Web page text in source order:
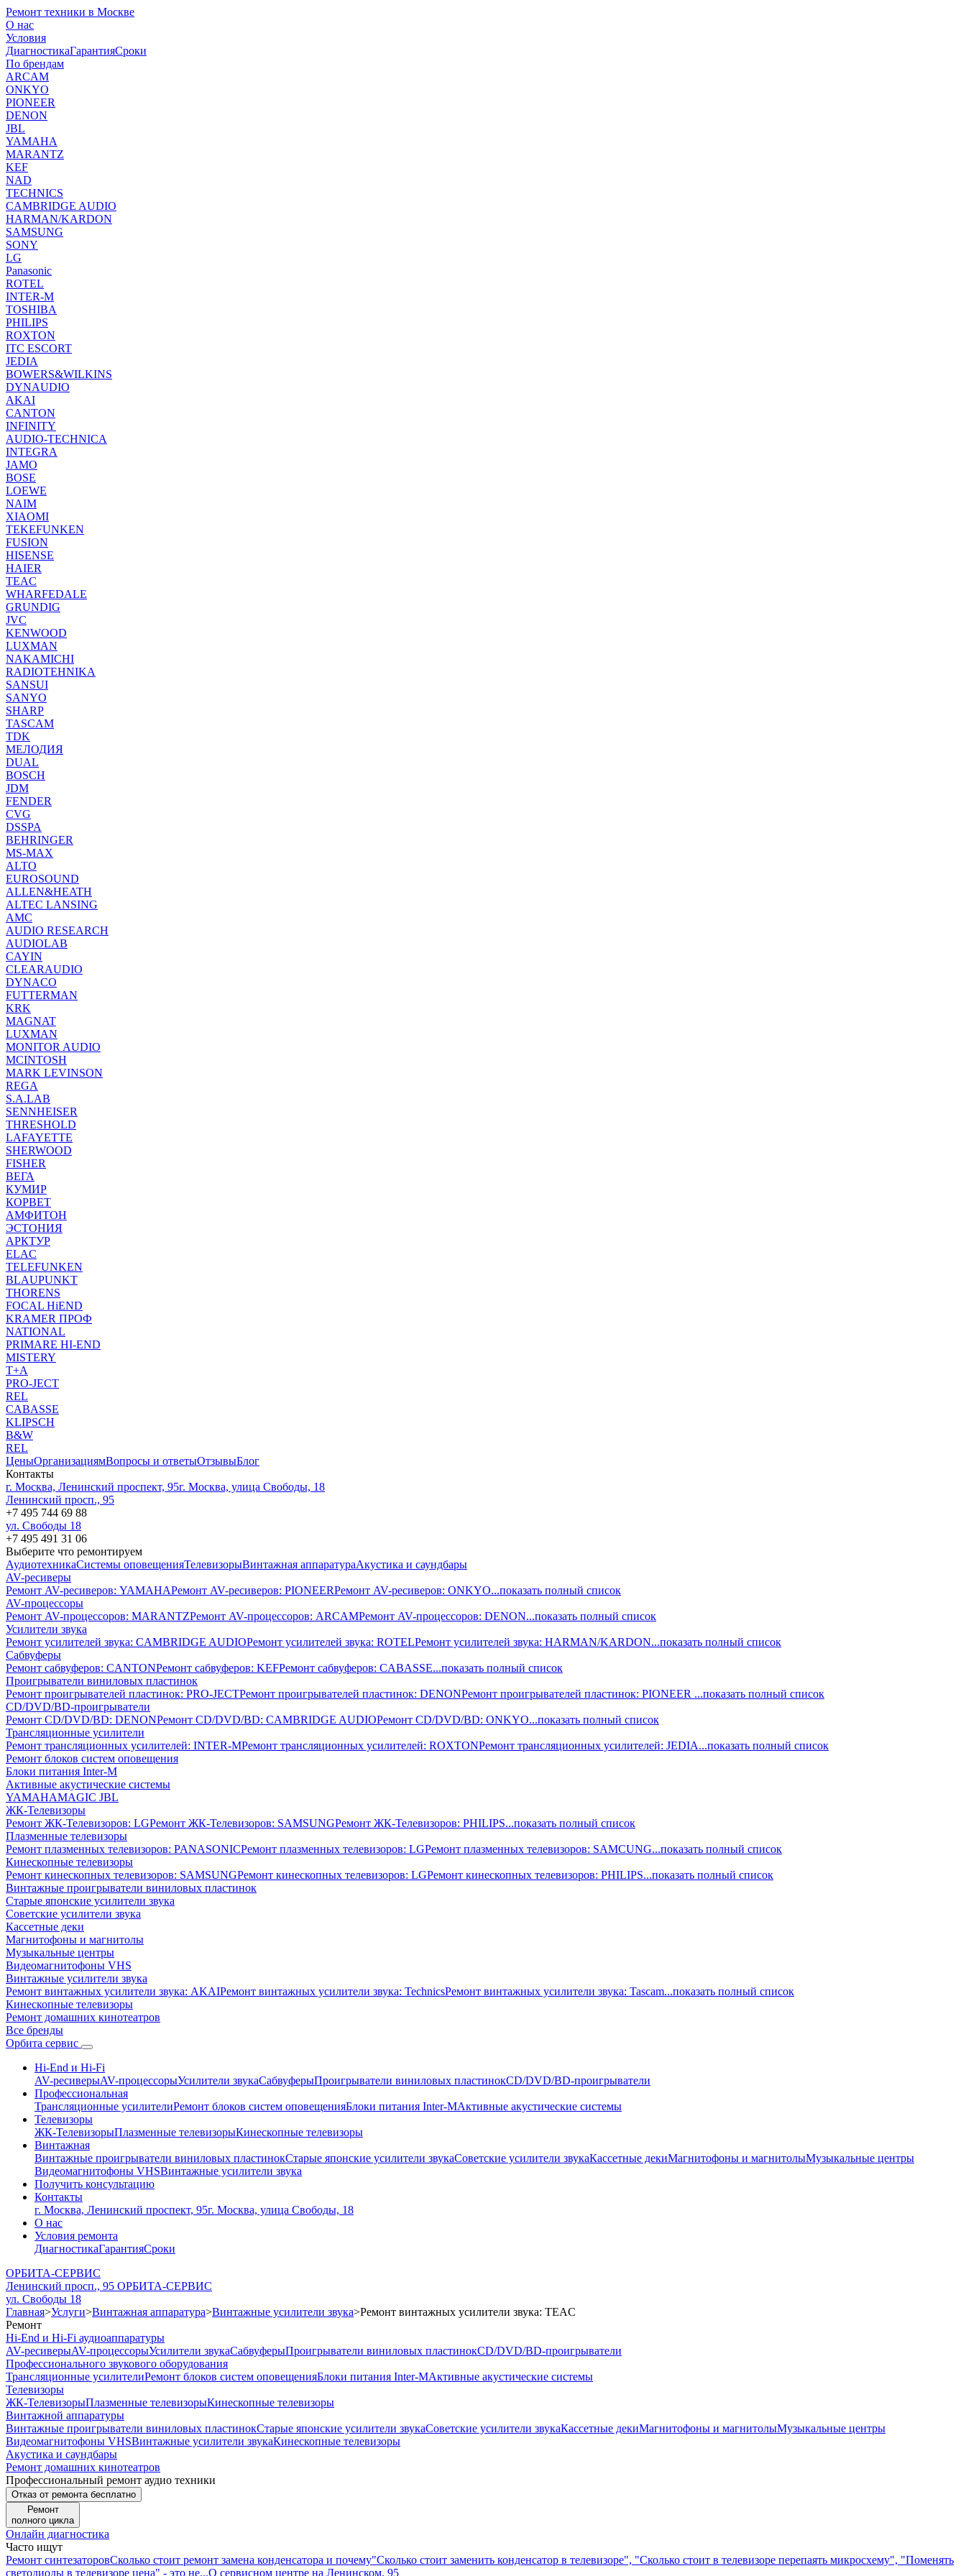
Ремонт техники в Москве
О нас
Условия
ДиагностикаГарантияСроки
По брендам
ARCAM
ONKYO
PIONEER
DENON
JBL
YAMAHA
MARANTZ
KEF
NAD
TECHNICS
CAMBRIDGE AUDIO
HARMAN/KARDON
SAMSUNG
SONY
LG
Panasonic
ROTEL
INTER-M
TOSHIBA
PHILIPS
ROXTON
ITC ESCORT
JEDIA
BOWERS&WILKINS
DYNAUDIO
AKAI
CANTON
INFINITY
AUDIO-TECHNICA
INTEGRA
JAMO
BOSE
LOEWE
NAIM
XIAOMI
TEKEFUNKEN
FUSION
HISENSE
HAIER
TEAC
WHARFEDALE
GRUNDIG
JVC
KENWOOD
LUXMAN
NAKAMICHI
RADIOTEHNIKA
SANSUI
SANYO
SHARP
TASCAM
TDK
МЕЛОДИЯ
DUAL
BOSCH
JDM
FENDER
CVG
DSSPA
BEHRINGER
MS-MAX
ALTO
EUROSOUND
ALLEN&HEATH
ALTEC LANSING
AMC
AUDIO RESEARCH
AUDIOLAB
CAYIN
CLEARAUDIO
DYNACO
FUTTERMAN
KRK
MAGNAT
LUXMAN
MONITOR AUDIO
MCINTOSH
MARK LEVINSON
REGA
S.A.LAB
SENNHEISER
THRESHOLD
LAFAYETTE
SHERWOOD
FISHER
ВЕГА
КУМИР
КОРВЕТ
АМФИТОН
ЭСТОНИЯ
АРКТУР
ELAC
TELEFUNKEN
BLAUPUNKT
THORENS
FOCAL HiEND
KRAMER ПРОФ
NATIONAL
PRIMARE HI-END
MISTERY
T+A
PRO-JECT
REL
CABASSE
KLIPSCH
B&W
REL
ЦеныОрганизациямВопросы и ответыОтзывыБлог
Контакты
г. Москва, Ленинский проспект, 95г. Москва, улица Свободы, 18
Ленинский просп., 95
+7 495 744 69 88
ул. Свободы 18
+7 495 491 31 06
Выберите что ремонтируем
АудиотехникаСистемы оповещенияТелевизорыВинтажная аппаратураАкустика и саундбары
AV-ресиверы
Ремонт AV-реcиверов: YAMAHAРемонт AV-реcиверов: PIONEERРемонт AV-реcиверов: ONKYO...показать полный список
AV-процессоры
Ремонт AV-процессоров: MARANTZРемонт AV-процессоров: ARCAMРемонт AV-процессоров: DENON...показать полный список
Усилители звука
Ремонт усилителей звука: CAMBRIDGE AUDIOРемонт усилителей звука: ROTELРемонт усилителей звука: HARMAN/KARDON...показать полный список
Сабвуферы
Ремонт сабвуферов: CANTONРемонт сабвуферов: KEFРемонт сабвуферов: CABASSE...показать полный список
Проигрыватели виниловых пластинок
Ремонт проигрывателей пластинок: PRO-JECTРемонт проигрывателей пластинок: DENONРемонт проигрывателей пластинок: PIONEER ...показать полный список
CD/DVD/BD-проигрыватели
Ремонт CD/DVD/BD: DENONРемонт CD/DVD/BD: CAMBRIDGE AUDIOРемонт CD/DVD/BD: ONKYO...показать полный список
Трансляционные усилители
Ремонт трансляционных усилителей: INTER-MРемонт трансляционных усилителей: ROXTONРемонт трансляционных усилителей: JEDIA...показать полный список
Ремонт блоков систем оповещения
Блоки питания Inter-M
Активные акустические системы
YAMAHAMAGIC JBL
ЖК-Телевизоры
Ремонт ЖК-Телевизоров: LGРемонт ЖК-Телевизоров: SAMSUNGРемонт ЖК-Телевизоров: PHILIPS...показать полный список
Плазменные телевизоры
Ремонт плазменных телевизоров: PANASONICРемонт плазменных телевизоров: LGРемонт плазменных телевизоров: SAMCUNG...показать полный список
Кинескопные телевизоры
Ремонт кинескопных телевизоров: SAMSUNGРемонт кинескопных телевизоров: LGРемонт кинескопных телевизоров: PHILIPS...показать полный список
Винтажные проигрыватели виниловых пластинок
Старые японские усилители звука
Советские усилители звука
Кассетные деки
Магнитофоны и магнитолы
Музыкальные центры
Видеомагнитофоны VHS
Винтажные усилители звука
Ремонт винтажных усилители звука: AKAIРемонт винтажных усилители звука: TechnicsРемонт винтажных усилители звука: Tascam...показать полный список
Кинескопные телевизоры
Ремонт домашних кинотеатров
Все бренды
Орбита сервис
Hi-End и Hi-Fi
AV-ресиверыAV-процессорыУсилители звукаСабвуферыПроигрыватели виниловых пластинокCD/DVD/BD-проигрыватели
Профессиональная
Трансляционные усилителиРемонт блоков систем оповещенияБлоки питания Inter-MАктивные акустические системы
Телевизоры
ЖК-ТелевизорыПлазменные телевизорыКинескопные телевизоры
Винтажная
Винтажные проигрыватели виниловых пластинокСтарые японские усилители звукаСоветские усилители звукаКассетные декиМагнитофоны и магнитолыМузыкальные центры
Видеомагнитофоны VHSВинтажные усилители звука
Получить консультацию
Контакты
г. Москва, Ленинский проспект, 95г. Москва, улица Свободы, 18
О нас
Условия ремонта
ДиагностикаГарантияСроки
ОРБИТА-СЕРВИС
Ленинский просп., 95 ОРБИТА-СЕРВИС
ул. Свободы 18
Главная>Услуги>Винтажная аппаратура>Винтажные усилители звука>Ремонт винтажных усилители звука: TEAC
Ремонт
Hi-End и Hi-Fi аудиоаппаратуры
AV-ресиверыAV-процессорыУсилители звукаСабвуферыПроигрыватели виниловых пластинокCD/DVD/BD-проигрыватели
Профессионального звукового оборудования
Трансляционные усилителиРемонт блоков систем оповещенияБлоки питания Inter-MАктивные акустические системы
Телевизоры
ЖК-ТелевизорыПлазменные телевизорыКинескопные телевизоры
Винтажной аппаратуры
Винтажные проигрыватели виниловых пластинокСтарые японские усилители звукаСоветские усилители звукаКассетные декиМагнитофоны и магнитолыМузыкальные центры
Видеомагнитофоны VHSВинтажные усилители звукаКинескопные телевизоры
Акустика и саундбары
Ремонт домашних кинотеатров
Профессиональный ремонт аудио техники
Отказ от ремонта бесплатно
Ремонт
полного цикла
Онлайн диагностика
Часто ищут
Ремонт синтезаторовСколько стоит ремонт замена конденсатора и почему"Сколько стоит заменить конденсатор в телевизоре", "Сколько стоит в телевизоре перепаять микросхему", "Поменять
светодиоды в телевизоре цена" - это не...О сервисном центре на Ленинском, 95